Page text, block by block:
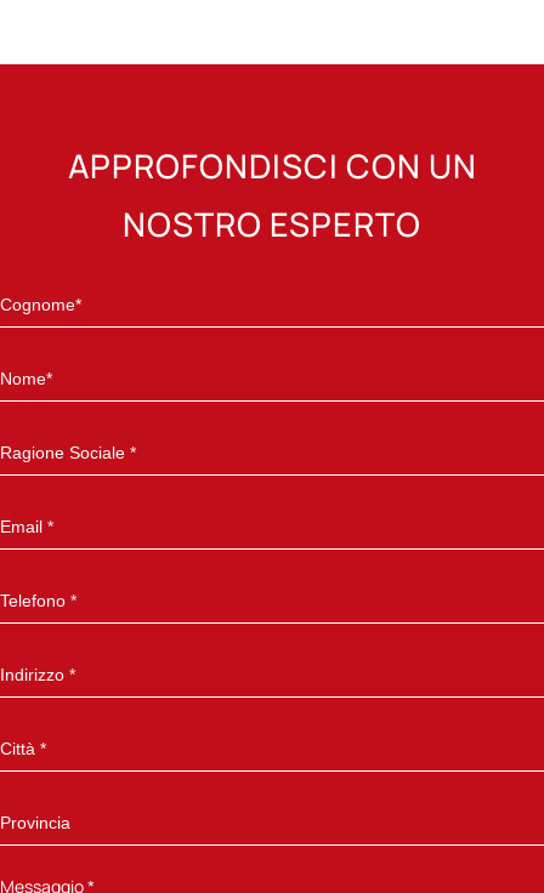
APPROFONDISCI CON UN
NOSTRO ESPERTO
Messaggio*